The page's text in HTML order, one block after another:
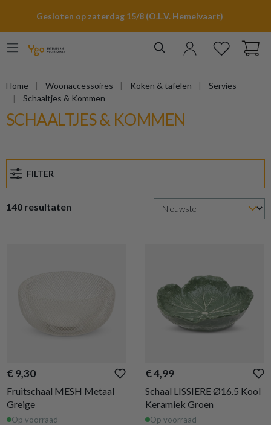
Gesloten op zaterdag 15/8 (O.L.V. Hemelvaart)
Home Woonaccessoires Koken & tafelen
Servies
Schaaltjes & Kommen
SCHAALTJES & KOMMEN
FILTER
140 resultaten
€ 9,30
Fruitschaal MESH Metaal
Greige
Op voorraad
€ 4,99
Schaal LISSIERE Ø16.5 Kool
Keramiek Groen
Op voorraad